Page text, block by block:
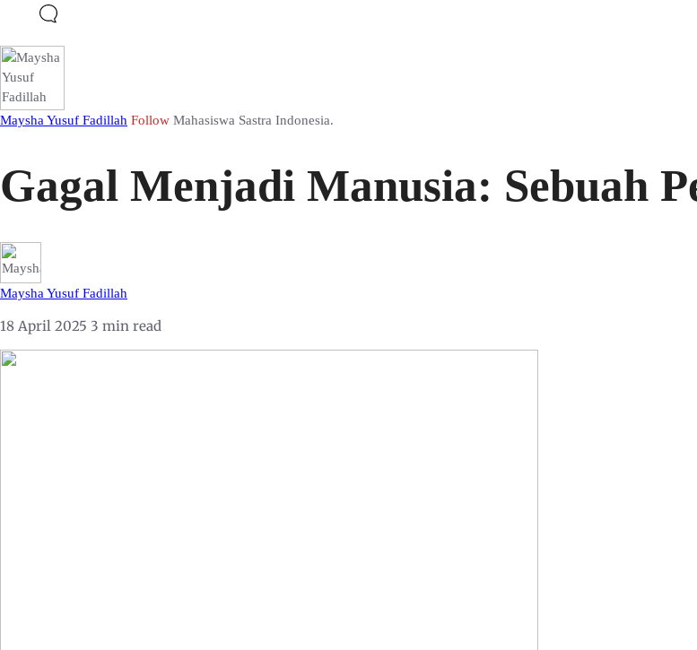
Maysha Yusuf Fadillah Follow Mahasiswa Sastra Indonesia.
Gagal Menjadi Manusia: Sebuah
Maysha Yusuf Fadillah
18 April 2025 3 min read